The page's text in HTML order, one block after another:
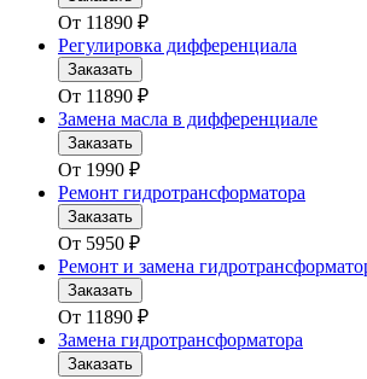
От 11890 ₽
Регулировка дифференциала
Заказать
От 11890 ₽
Замена масла в дифференциале
Заказать
От 1990 ₽
Ремонт гидротрансформатора
Заказать
От 5950 ₽
Ремонт и замена
Заказать
От 11890 ₽
Замена гидротрансформатора
Заказать